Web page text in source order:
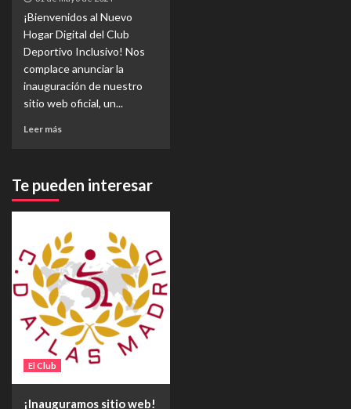
¡Bienvenidos al Nuevo
Hogar Digital del Club
Deportivo Inclusivo! Nos
complace anunciar la
inauguración de nuestro
sitio web oficial, un...
Leer más
Te pueden interesar
El Club
¡Inauguramos sitio web!